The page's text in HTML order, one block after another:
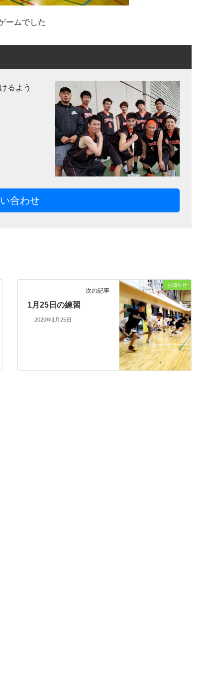
ームでした
るよう
合わせ
お知らせ
次の記事
1月25日の練習
2020年1月25日